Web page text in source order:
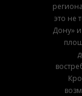
это не
Дону»